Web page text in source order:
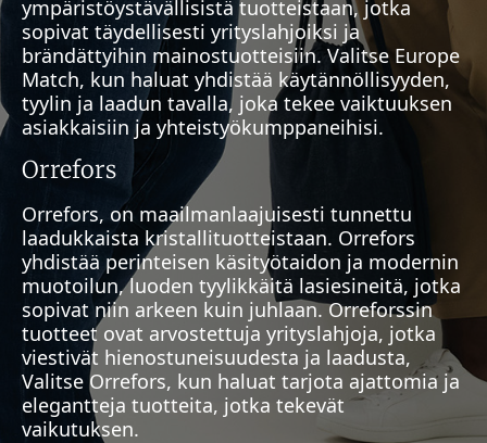
ympäristöystävällisistä tuotteistaan, jotka
sopivat täydellisesti yrityslahjoiksi ja
brändättyihin mainostuotteisiin. Valitse Europe
Match, kun haluat yhdistää käytännöllisyyden,
tyylin ja laadun tavalla, joka tekee vaiktuuksen
asiakkaisiin ja yhteistyökumppaneihisi.
Orrefors
Orrefors, on maailmanlaajuisesti tunnettu
laadukkaista kristallituotteistaan. Orrefors
yhdistää perinteisen käsityötaidon ja modernin
muotoilun, luoden tyylikkäitä lasiesineitä, jotka
sopivat niin arkeen kuin juhlaan. Orreforssin
tuotteet ovat arvostettuja yrityslahjoja, jotka
viestivät hienostuneisuudesta ja laadusta,
Valitse Orrefors, kun haluat tarjota ajattomia ja
elegantteja tuotteita, jotka tekevät
vaikutuksen.